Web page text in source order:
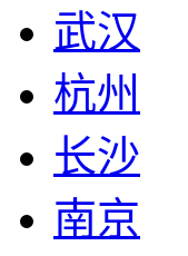
武汉
杭州
长沙
南京